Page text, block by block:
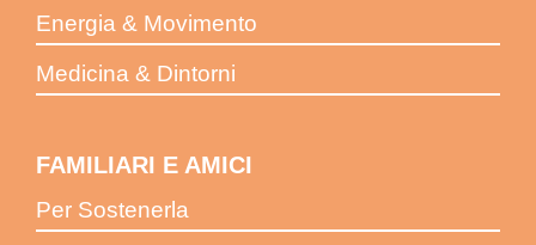
Energia & Movimento
Medicina & Dintorni
FAMILIARI E AMICI
Per Sostenerla